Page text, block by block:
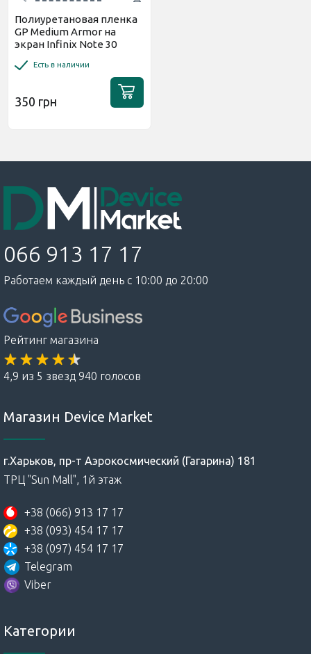
Полиуретановая пленка
GP Medium Armor на
экран Infinix Note 30
Есть в наличии
350 грн
066 913 17 17
Работаем каждый день с 10:00 до 20:00
Рейтинг магазина
4,9 из 5 звезд 940 голосов
Магазин Device Market
г.Харьков, пр-т Аэрокосмический (Гагарина) 181
ТРЦ "Sun Mall", 1й этаж
+38 (066) 913 17 17
+38 (093) 454 17 17
+38 (097) 454 17 17
Telegram
Viber
Категории